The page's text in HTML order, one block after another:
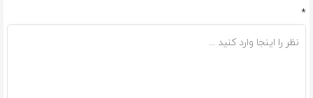
*